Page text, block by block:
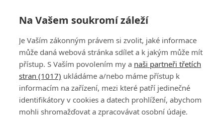
PŘIHLÁSIT
REGISTROVAT
DISKUZE
Na Vašem soukromí záleží
Je Vaším zákonným právem si zvolit, jaké informace
může daná webová stránka sdílet a k jakým může mít
přístup. S Vaším povolením my a naši partneři třetích
stran (1017) ukládáme a/nebo máme přístup k
informacím na zařízení, mezi které patří jedinečné
identifikátory v cookies a datech prohlížení, abychom
mohli shromažďovat a zpracovávat osobní údaje.